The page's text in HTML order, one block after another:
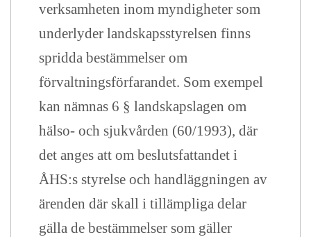
verksamheten inom myndigheter som
underlyder landskapsstyrelsen finns
spridda bestämmelser om
förvaltningsförfarandet. Som exempel
kan nämnas 6 § landskapslagen om
hälso- och sjukvården (60/1993), där
det anges att om beslutsfattandet i
ÅHS:s styrelse och handläggningen av
ärenden där skall i tillämpliga delar
gälla de bestämmelser som gäller